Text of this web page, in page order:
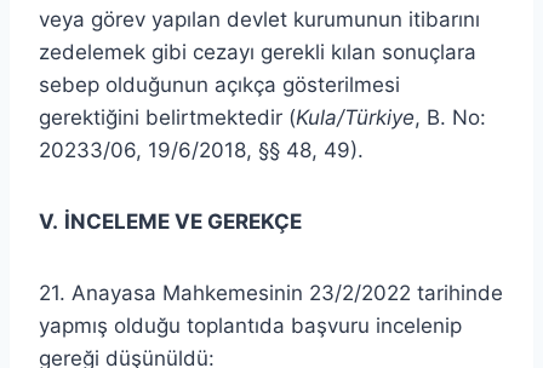
veya görev yapılan devlet kurumunun itibarını
zedelemek gibi cezayı gerekli kılan sonuçlara
sebep olduğunun açıkça gösterilmesi
gerektiğini belirtmektedir (Kula/Türkiye, B. No:
20233/06, 19/6/2018, §§ 48, 49).
V. İNCELEME VE GEREKÇE
21. Anayasa Mahkemesinin 23/2/2022 tarihinde
yapmış olduğu toplantıda başvuru incelenip
gereği düşünüldü: